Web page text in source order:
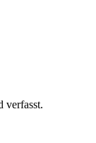
verfasst.